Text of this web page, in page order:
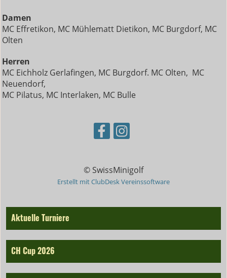
Damen
MC Effretikon, MC Mühlematt Dietikon, MC Burgdorf, MC
Olten
Herren
MC Eichholz Gerlafingen, MC Burgdorf. MC Olten, MC
Neuendorf,
MC Pilatus, MC Interlaken, MC Bulle
© SwissMinigolf
Erstellt mit ClubDesk Vereinssoftware
Aktuelle Turniere
CH Cup 2026